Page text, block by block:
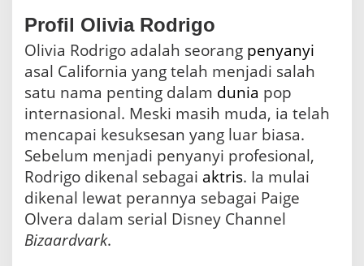
Profil Olivia Rodrigo
Olivia Rodrigo adalah seorang penyanyi
asal California yang telah menjadi salah
satu nama penting dalam dunia pop
internasional. Meski masih muda, ia telah
mencapai kesuksesan yang luar biasa.
Sebelum menjadi penyanyi profesional,
Rodrigo dikenal sebagai aktris. Ia mulai
dikenal lewat perannya sebagai Paige
Olvera dalam serial Disney Channel
Bizaardvark.